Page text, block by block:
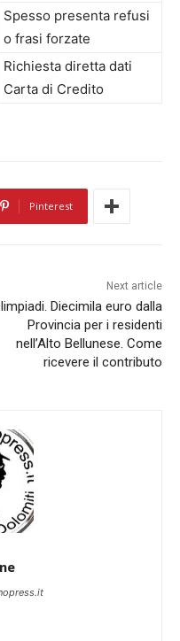
Spesso presenta refusi
o frasi forzate
Richiesta diretta dati
Carta di Credito
Pinterest
Next article
Diecimila euro dalla
Provincia per i residenti
nell’Alto Bellunese. Come
ricevere il contributo